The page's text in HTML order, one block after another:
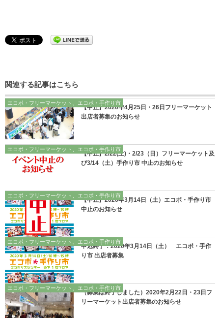
関連する記事はこちら
エコポ・フリーマーケット、エコポ・手作り市
【中止】2020年4月25日・26日フリーマーケット
出店者募集のお知らせ
エコポ・フリーマーケット、エコポ・手作り市
【中止】2/22(土)・2/23（日）フリーマーケット及
び3/14（土）手作り市 中止のお知らせ
エコポ・フリーマーケット、エコポ・手作り市
【中止】2020年3月14日（土）エコポ・手作り市
中止のお知らせ
エコポ・フリーマーケット、エコポ・手作り市
申込終了：2020年3月14日（土） エコポ・手作
り市 出店者募集
エコポ・フリーマーケット、エコポ・手作り市
（募集は終了しました）2020年2月22日・23日フ
リーマーケット出店者募集のお知らせ